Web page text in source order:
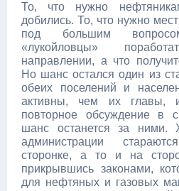
То, что нужно
добились. То, что нужно
под большим
«лукойловцы»
направлении, а что
Но шанс остался один из
обеих поселений и
активны, чем их главы,
повторное обсуждение в
шанс останется за ними.
администрации
сторонке, а то и на
прикрывшись законами,
для нефтяных и газовых